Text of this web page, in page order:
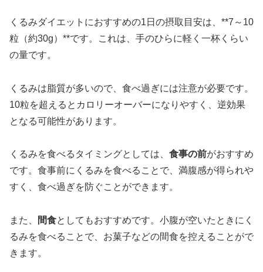
くるみダイエットにおすすめの1日の摂取目安は、**7～10
粒（約30g）**です。これは、手のひらに軽く一杯くらい
の量です。
くるみは脂質が多いので、食べ過ぎには注意が必要です。
10粒を超えるとカロリーオーバーになりやすく、逆効果
となる可能性があります。
くるみを食べるタイミングとしては、 食事の前がおすすめ
です。食事前にくるみを食べることで、満腹感が得られや
すく、食べ過ぎを防ぐことができます。
また、 間食としてもおすすめです。小腹が空いたときにく
るみを食べることで、お菓子などの間食を控えることがで
きます。